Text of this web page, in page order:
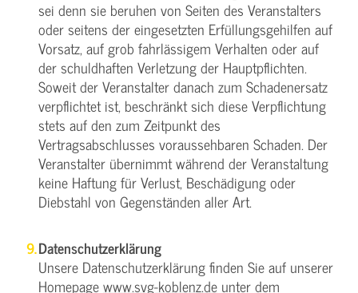
sei denn sie beruhen von Seiten des Veranstalters
oder seitens der eingesetzten Erfüllungsgehilfen auf
Vorsatz, auf grob fahrlässigem Verhalten oder auf
der schuldhaften Verletzung der Hauptpflichten.
Soweit der Veranstalter danach zum Schadenersatz
verpflichtet ist, beschränkt sich diese Verpflichtung
stets auf den zum Zeitpunkt des
Vertragsabschlusses voraussehbaren Schaden. Der
Veranstalter übernimmt während der Veranstaltung
keine Haftung für Verlust, Beschädigung oder
Diebstahl von Gegenständen aller Art.
Datenschutzerklärung
Unsere Datenschutzerklärung finden Sie auf unserer
Homepagewww.svg-koblenz.de unter dem